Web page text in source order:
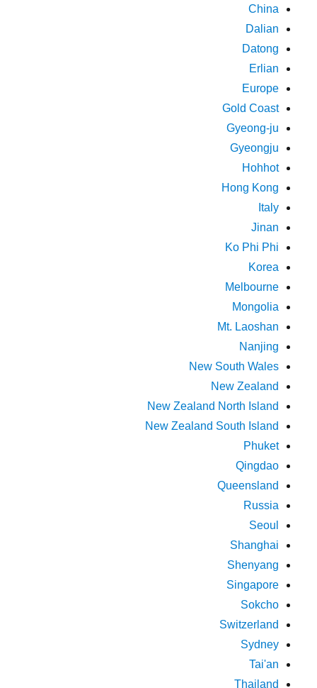
China
Dalian
Datong
Erlian
Europe
Gold Coast
Gyeong-ju
Gyeongju
Hohhot
Hong Kong
Italy
Jinan
Ko Phi Phi
Korea
Melbourne
Mongolia
Mt. Laoshan
Nanjing
New South Wales
New Zealand
New Zealand North Island
New Zealand South Island
Phuket
Qingdao
Queensland
Russia
Seoul
Shanghai
Shenyang
Singapore
Sokcho
Switzerland
Sydney
Tai'an
Thailand